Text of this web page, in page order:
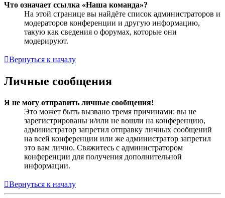
Что означает ссылка «Наша команда»?
На этой странице вы найдёте список администраторов и
модераторов конференции и другую информацию,
такую как сведения о форумах, которые они
модерируют.
Вернуться к началу
Личные сообщения
Я не могу отправить личные сообщения!
Это может быть вызвано тремя причинами: вы не
зарегистрированы и/или не вошли на конференцию,
администратор запретил отправку личных сообщений
на всей конференции или же администратор запретил
это вам лично. Свяжитесь с администратором
конференции для получения дополнительной
информации.
Вернуться к началу